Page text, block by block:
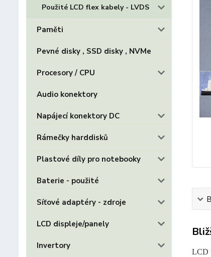
Použité LCD flex kabely - LVDS
Paměti
Pevné disky , SSD disky , NVMe
Procesory / CPU
Audio konektory
Napájecí konektory DC
Rámečky harddisků
Plastové díly pro notebooky
Baterie - použité
Síťové adaptéry - zdroje
LCD displeje/panely
Invertory
LCD